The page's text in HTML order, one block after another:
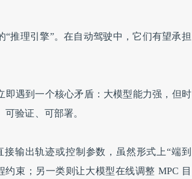
推理引擎”。在自动驾驶中，它们有望承担
遇到一个核心矛盾：大模型能力强，但时
验证、可部署。
输出轨迹或控制参数，虽然形式上“端到
束；另一类则让大模型在线调整 MPC 目